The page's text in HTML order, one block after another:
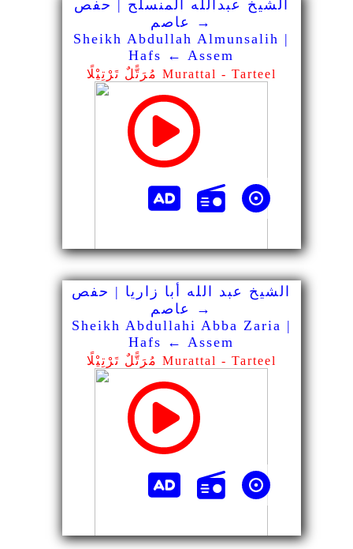
الشيخ عبدالله المنسلح | حفص
→ عاصم
Sheikh Abdullah Almunsalih |
Hafs ← Assem
مُرَتًّلٌ تَرْتِيْلًا Murattal - Tarteel
الشيخ عبد الله أبا زاريا | حفص
→ عاصم
Sheikh Abdullahi Abba Zaria |
Hafs ← Assem
مُرَتًّلٌ تَرْتِيْلًا Murattal - Tarteel